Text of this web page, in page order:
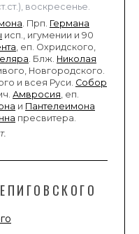
воскресенье.
. Прп. Германа
исп., игумении и 90
, еп. Охридского,
. Блж. Николая
Новгородского.
и всея Руси. Собор
Амвросия, еп.
и Пантелеимона
пресвитера.